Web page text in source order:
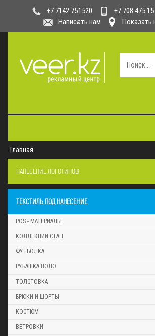
+7 7142 751520
+7 708 475
Написать нам
Показать
Главная
НАНЕСЕНИЕ ЛОГОТИПОВ
ТЕКСТИЛЬ ПОД НАНЕСЕНИЕ
POS - МАТЕРИАЛЫ
КОЛЛЕКЦИИ СТАН
ФУТБОЛКА
РУБАШКА ПОЛО
ТОЛСТОВКА
БРЮКИ И ШОРТЫ
КОСТЮМ
ВЕТРОВКИ